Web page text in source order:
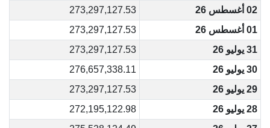
02 أغسطس 26
273,297,127.53
01 أغسطس 26
273,297,127.53
31 يوليو 26
273,297,127.53
30 يوليو 26
276,657,338.11
29 يوليو 26
273,297,127.53
28 يوليو 26
272,195,122.98